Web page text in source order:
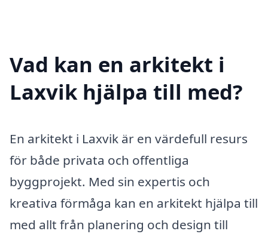
Vad kan en arkitekt i
Laxvik hjälpa till med?
En arkitekt i Laxvik är en värdefull resurs
för både privata och offentliga
byggprojekt. Med sin expertis och
kreativa förmåga kan en arkitekt hjälpa till
med allt från planering och design till